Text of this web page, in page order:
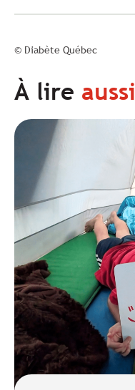
© Diabète Québec
À lire aussi